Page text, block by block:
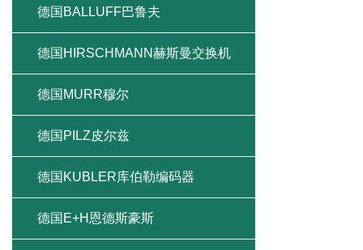
德国BALLUFF巴鲁夫
德国HIRSCHMANN赫斯曼交换机
德国MURR穆尔
德国PILZ皮尔兹
德国KUBLER库伯勒编码器
德国E+H恩德斯豪斯